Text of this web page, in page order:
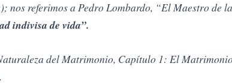
referimos a Pedro Lombardo, “El Maestro de
indivisa de vida”.
del Matrimonio, Capítulo 1: El